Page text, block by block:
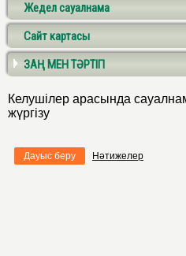
Жедел сауалнама
Сайт картасы
ЗАҢ МЕН ТӘРТІП
Келушілер арасында
жүргізу
Дауыс беру Нәтижелер